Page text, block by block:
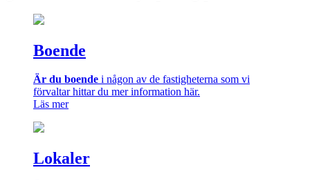
Boende
Är du boende i någon av de fastigheterna som vi
förvaltar hittar du mer information här.
Läs mer
Lokaler